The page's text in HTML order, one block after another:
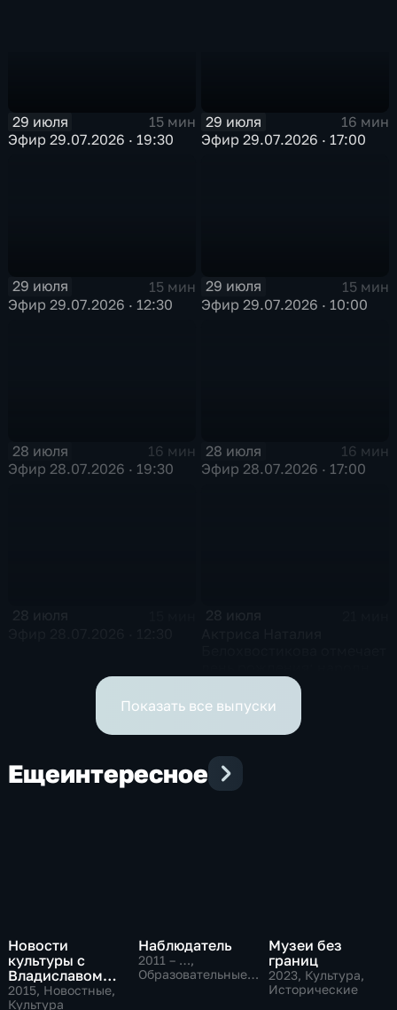
29 июля
15 мин
Эфир 29.07.2026 · 19:30
29 июля
16 мин
Эфир 29.07.2026 · 17:00
29 июля
15 мин
Эфир 29.07.2026 · 12:30
29 июля
15 мин
Эфир 29.07.2026 · 10:00
28 июля
16 мин
Эфир 28.07.2026 · 19:30
28 июля
16 мин
Эфир 28.07.2026 · 17:00
28 июля 28 июля
артистке РСФСР — 75 лет
Показать все выпуски
Ещеинтересное
Новости
культуры с
Владиславом
Флярковским
2015, Новостные,
Культура
Наблюдатель
2011 – …,
Образовательные,
Музеи без
границ
2023, Культура,
Исторические